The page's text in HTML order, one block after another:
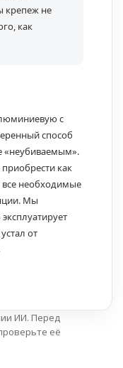
крепеж не
как
с
способ
«неубиваемым».
как
необходимые
Мы
от
ИИ. Перед
её